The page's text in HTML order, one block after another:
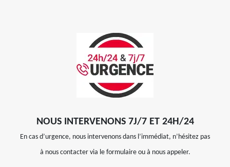
NOUS INTERVENONS 7J/7 ET 24H/24
En cas d’urgence, nous intervenons dans l’immédiat, n’hésitez pas
à nous contacter via le formulaire ou à nous appeler.